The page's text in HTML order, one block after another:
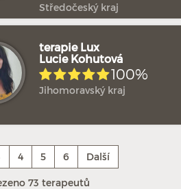
Středočeský kraj
terapie Lux
Lucie Kohutová
100%
Jihomoravský kraj
4 5 6 Další
73 terapeutů